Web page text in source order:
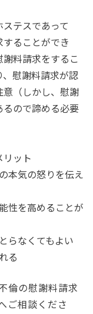
テスであって
ることができ
料請求をするこ
慰謝料請求が認
（しかし、慰謝
ので諦める必要
ット
本気の怒りを伝え
性を高めることが
らなくてもよい
る
倫の慰謝料請求
ご相談くださ